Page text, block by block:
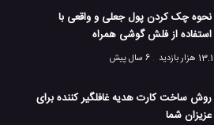
نحوه چک کردن پول جعلی و واقعی با
استفاده از فلش گوشی همراه
13.1 هزار بازدید
6 سال پیش
روش ساخت کارت هدیه غافلگیر کننده برای
عزیزان شما